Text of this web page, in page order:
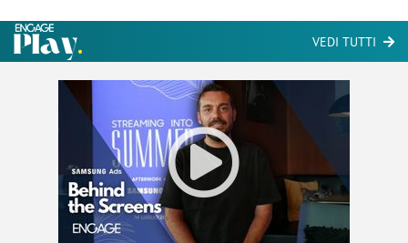
VEDI TUTTI